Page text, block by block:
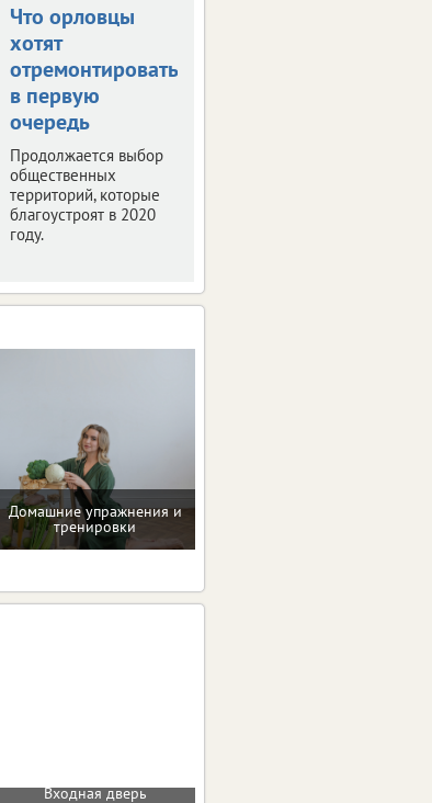
Что орловцы
хотят
отремонтировать
в первую
очередь
Продолжается выбор
общественных
территорий, которые
благоустроят в 2020
году.
Домашние упражнения и
тренировки
Входная дверь